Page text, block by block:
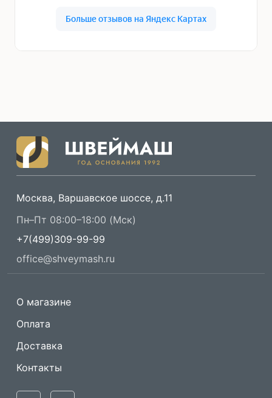
Москва, Варшавское шоссе, д.11
Пн–Пт 08:00–18:00 (Мск)
+7(499)309-99-99
office@shveymash.ru
О магазине
Оплата
Доставка
Контакты